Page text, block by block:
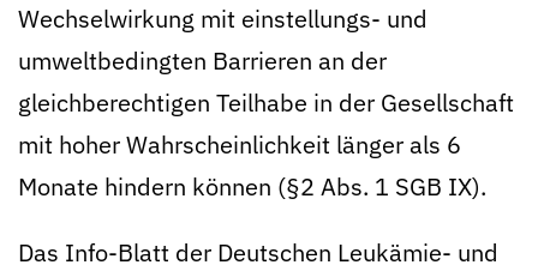
Wechselwirkung mit einstellungs- und
umweltbedingten Barrieren an der
gleichberechtigen Teilhabe in der Gesellschaft
mit hoher Wahrscheinlichkeit länger als 6
Monate hindern können (§2 Abs. 1 SGB IX).
Das Info-Blatt der Deutschen Leukämie- und